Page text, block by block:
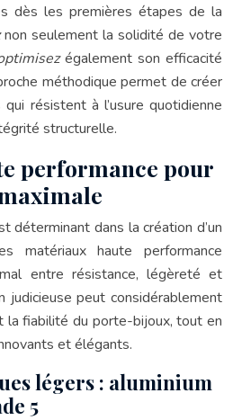
dès les premières étapes de la
non seulement la solidité de votre
également son efficacité
méthodique permet de créer
résistent à l’usure quotidienne
structurelle.
performance pour
déterminant dans la création d’un
matériaux haute performance
entre résistance, légèreté et
judicieuse peut considérablement
la fiabilité du porte-bijoux, tout en
et élégants.
légers : aluminium
5